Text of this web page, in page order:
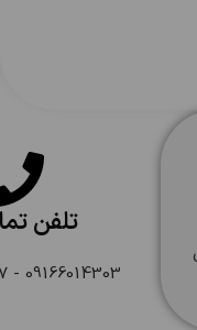
تلفن
09166014303 - 09166108747